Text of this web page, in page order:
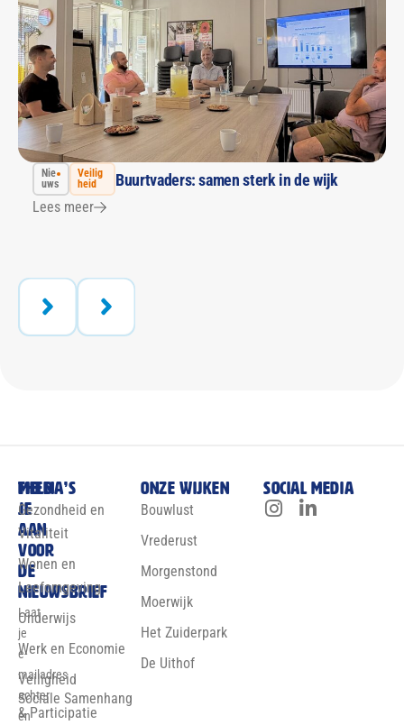
Nie
uws
Veilig
heid
Buurtvaders: samen sterk in de wijk
Lees meer
Meld
je
aan
voor
de
nieuwsbrief
Laat
je
e-
mailadres
achter
en
Thema’s
Gezondheid en
Vitaliteit
Wonen en
Leefomgeving
Onderwijs
Werk en Economie
Veiligheid
Sociale Samenhang
& Participatie
Onze wijken
Bouwlust
Vrederust
Morgenstond
Moerwijk
Het Zuiderpark
De Uithof
Social media